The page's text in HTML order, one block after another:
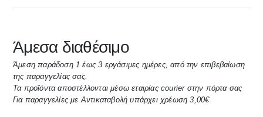
Άμεσα διαθέσιμο
Άμεση παράδοση 1 έως 3 εργάσιμες ημέρες, από την επιβεβαίωση
της παραγγελίας σας.
Τα προϊόντα αποστέλλονται μέσω εταιρίας courier στην πόρτα σας
Για παραγγελίες με Αντικαταβολή υπάρχει χρέωση 3,00€